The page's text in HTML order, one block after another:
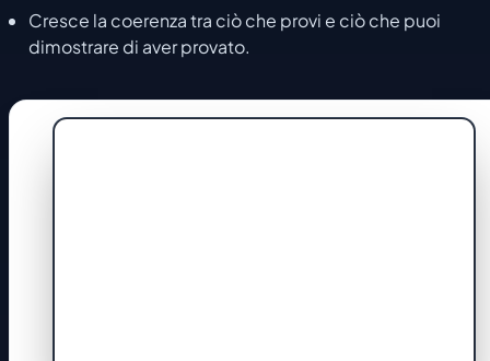
Cresce la coerenza tra ciò che provi e ciò che puoi
dimostrare di aver provato.